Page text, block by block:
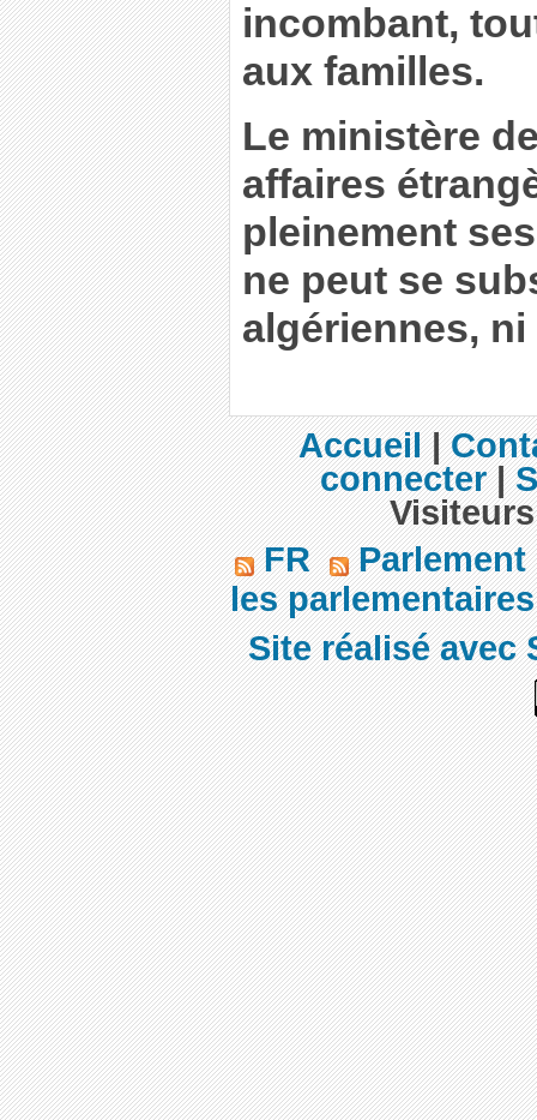
incombant,
aux familles.
Le ministère
affaires
pleinement
ne peut se
algériennes,
Accueil|
connecter|
FR
Parlement
les
Site réalisé avec